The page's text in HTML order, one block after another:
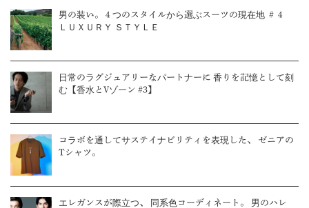
男の装い。４つのスタイルから選ぶスーツの現在地 ＃４
ＬＵＸＵＲＹ ＳＴＹＬＥ
日常のラグジュアリーなパートナーに 香りを記憶として刻
む【香水とVゾーン #3】
コラボを通してサステイナビリティを表現した、 ゼニアの
Tシャツ。
エレガンスが際立つ、 同系色コーディネート。 男のハレ